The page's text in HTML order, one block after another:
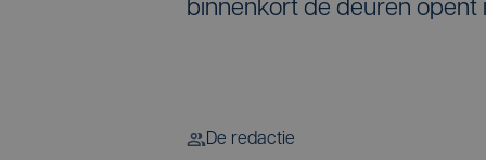
binnenkort de deuren opent
De redactie